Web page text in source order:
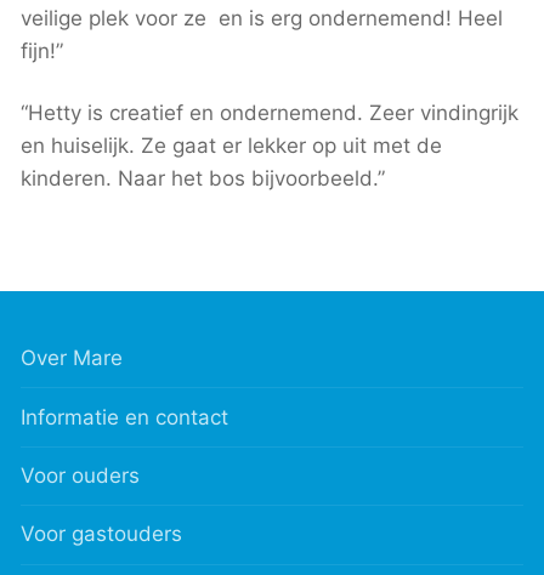
veilige plek voor ze en is erg ondernemend! Heel
fijn!”
“Hetty is creatief en ondernemend. Zeer vindingrijk
en huiselijk. Ze gaat er lekker op uit met de
kinderen. Naar het bos bijvoorbeeld.”
Over Mare
Informatie en contact
Voor ouders
Voor gastouders